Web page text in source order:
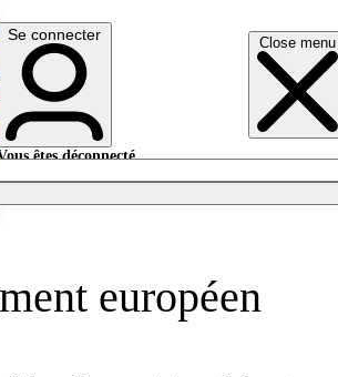
Close menu
English
Deutsch
Se connecter
êtes déconnecté.
européen